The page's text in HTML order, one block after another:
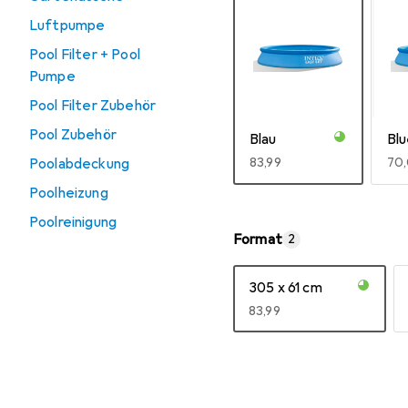
Luftpumpe
Pool Filter + Pool
Pumpe
Pool Filter Zubehör
Pool Zubehör
Poolabdeckung
Poolheizung
Poolreinigung
Blau
EUR
83,99
Format 2
305 x 61 cm
EUR
83,99